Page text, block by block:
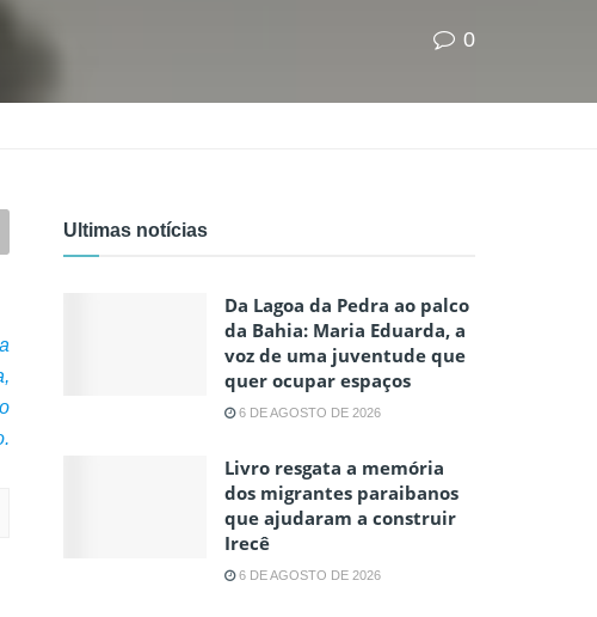
0
Ultimas notícias
Da Lagoa da Pedra ao palco
da Bahia: Maria Eduarda, a
voz de uma juventude que
quer ocupar espaços
6 DE AGOSTO DE 2026
Livro resgata a memória
dos migrantes paraibanos
que ajudaram a construir
Irecê
6 DE AGOSTO DE 2026